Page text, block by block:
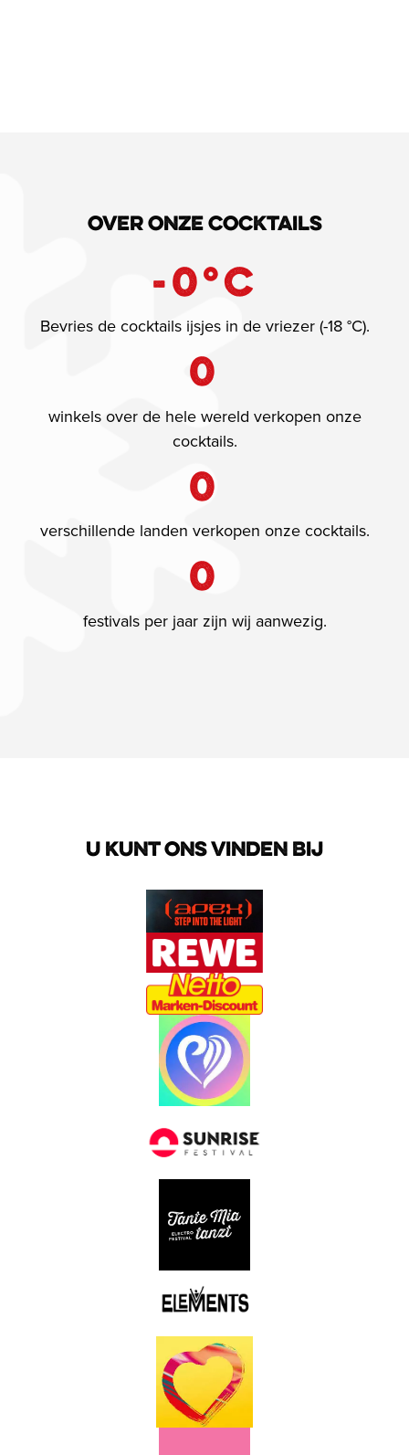
Over onze cocktails
-0°C
Bevries de cocktails ijsjes in de vriezer (-18 °C).
0
winkels over de hele wereld verkopen onze
cocktails.
0
verschillende landen verkopen onze cocktails.
0
festivals per jaar zijn wij aanwezig.
U KUNT ONS VINDEN BIJ